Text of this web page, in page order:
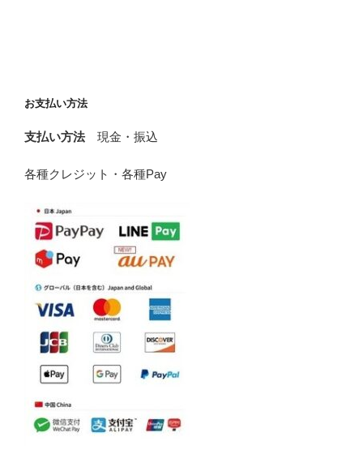
お支払い方法
支払い方法現金・振込
各種クレジット・各種Pay